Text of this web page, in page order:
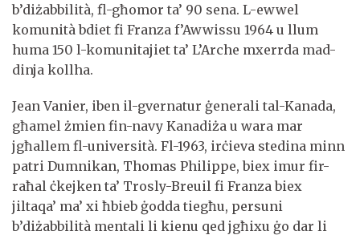
b’diżabbilità, fl-għomor ta’ 90 sena. L-ewwel
komunità bdiet fi Franza f’Awwissu 1964 u llum
huma 150 l-komunitajiet ta’ L’Arche mxerrda mad-
dinja kollha.
Jean Vanier, iben il-gvernatur ġenerali tal-Kanada,
għamel żmien fin-navy Kanadiża u wara mar
jgħallem fl-università. Fl-1963, irċieva stedina minn
patri Dumnikan, Thomas Philippe, biex imur fir-
raħal ċkejken ta’ Trosly-Breuil fi Franza biex
jiltaqa’ ma’ xi ħbieb ġodda tiegħu, persuni
b’diżabbilità mentali li kienu qed jgħixu ġo dar li